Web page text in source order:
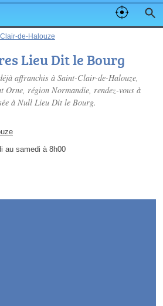
de-Halouze
Lieu Dit le Bourg
affranchis à Saint-Clair-de-Halouze,
Orne, région Normandie, rendez-vous à
à Null Lieu Dit le Bourg.
au samedi à 8h00